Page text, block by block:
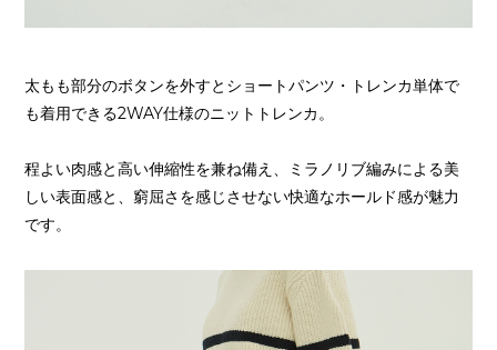
太もも部分のボタンを外すとショートパンツ・トレンカ単体で
も着用できる2WAY仕様のニットトレンカ。
程よい肉感と高い伸縮性を兼ね備え、ミラノリブ編みによる美
しい表面感と、窮屈さを感じさせない快適なホールド感が魅力
です。